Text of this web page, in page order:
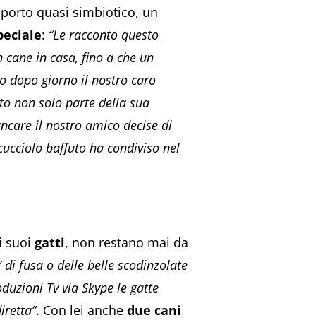
quasi simbiotico, un
: “Le racconto questo
in casa, fino a che un
dopo giorno il nostro caro
non solo parte della sua
il nostro amico decise di
baffuto ha condiviso nel
suoi gatti, non restano mai da
fusa o delle belle scodinzolate
Tv via Skype le gatte
. Con lei anche due cani